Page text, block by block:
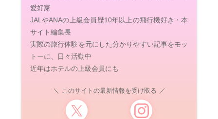
愛好家
JALやANAの上級会員歴10年以上の飛行機好き・本
サイト編集長
実際の旅行体験を元にした分かりやすい記事をモッ
トーに、日々活動中
近年はホテルの上級会員にも
このサイトの最新情報を受け取る